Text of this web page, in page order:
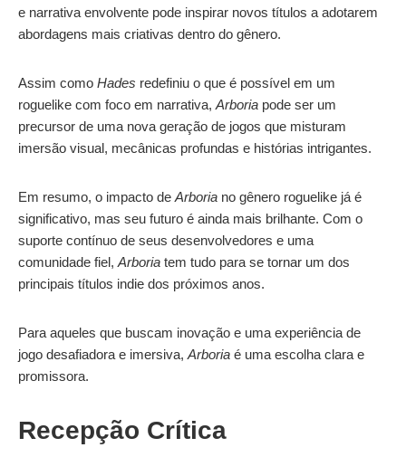
e narrativa envolvente pode inspirar novos títulos a adotarem
abordagens mais criativas dentro do gênero.
Assim como Hades redefiniu o que é possível em um
roguelike com foco em narrativa, Arboria pode ser um
precursor de uma nova geração de jogos que misturam
imersão visual, mecânicas profundas e histórias intrigantes.
Em resumo, o impacto de Arboria no gênero roguelike já é
significativo, mas seu futuro é ainda mais brilhante. Com o
suporte contínuo de seus desenvolvedores e uma
comunidade fiel, Arboria tem tudo para se tornar um dos
principais títulos indie dos próximos anos.
Para aqueles que buscam inovação e uma experiência de
jogo desafiadora e imersiva, Arboria é uma escolha clara e
promissora.
Recepção Crítica